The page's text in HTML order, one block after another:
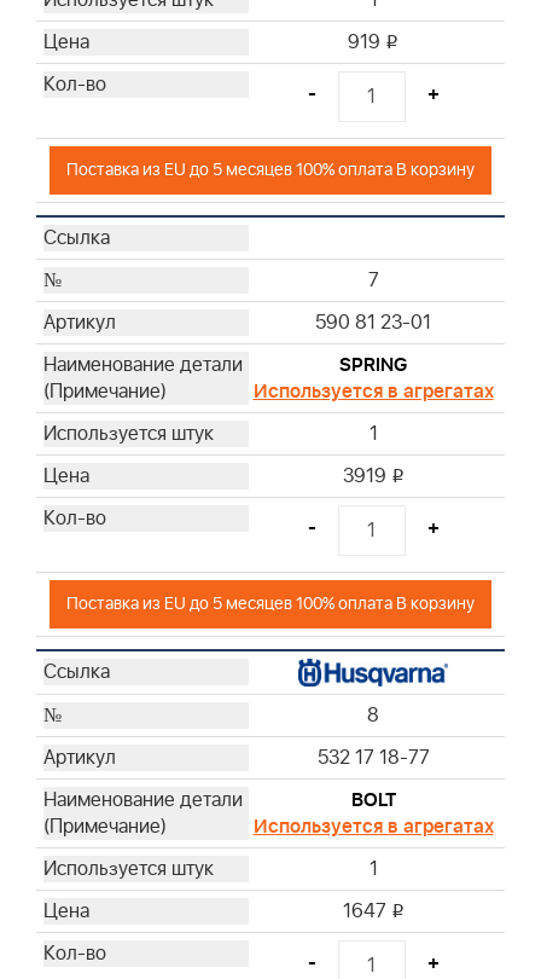
919 i
- +
Поставка из EU до 5 месяцев 100% оплата В корзину
7
590 81 23-01
SPRING
Используется в агрегатах
1
3919 i
- +
Поставка из EU до 5 месяцев 100% оплата В корзину
8
532 17 18-77
BOLT
Используется в агрегатах
1
1647 i
- +